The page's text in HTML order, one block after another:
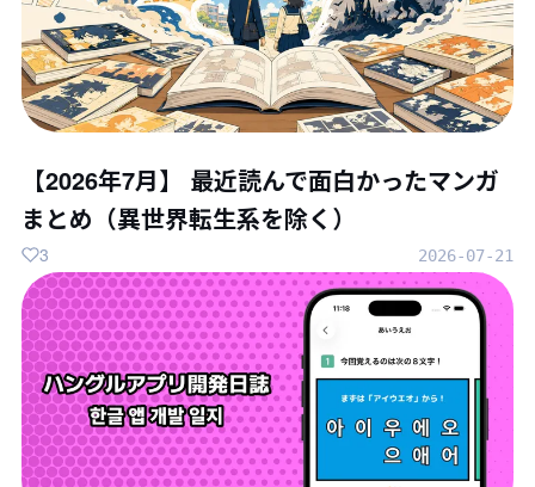
【2026年7月】 最近読んで面白かったマンガ
まとめ（異世界転生系を除く）
2026-07-21
3